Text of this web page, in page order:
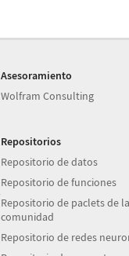
Asesoramiento
Wolfram Consulting
Repositorios
Repositorio de datos
Repositorio de funciones
Repositorio de paclets de la
comunidad
Repositorio de redes